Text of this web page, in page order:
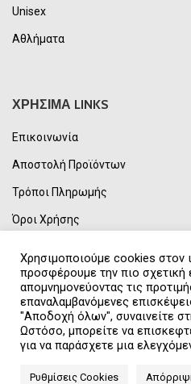
Unisex
Αθλήματα
ΧΡΗΣΙΜΑ LINKS
Επικοινωνία
Αποστολή Προϊόντων
Τρόποι Πληρωμής
Όροι Χρήσης
Συχνές Ερωτήσεις
Η Εταιρεία μας
Χρησιμοποιούμε cookies στον
προσφέρουμε την πιο σχετική
απομνημονεύοντας τις
επαναλαμβανόμενες
"Αποδοχή όλων", συναινείτε
Ωστόσο, μπορείτε να
για να παράσχετε μια
Ρυθμίσεις Cookies